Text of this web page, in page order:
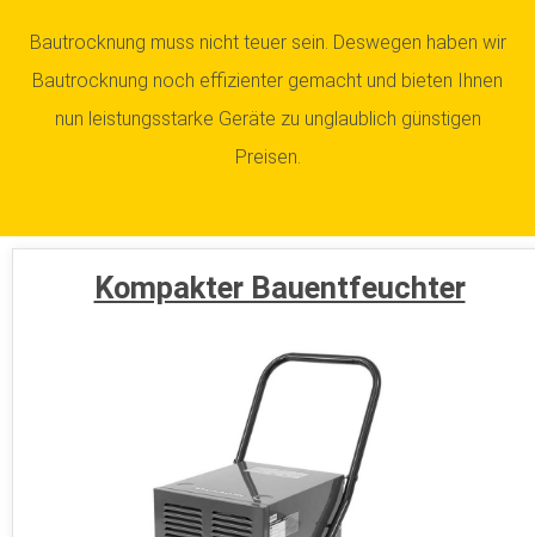
Bautrocknung muss nicht teuer sein. Deswegen haben wir
Bautrocknung noch effizienter gemacht und bieten Ihnen
nun leistungsstarke Geräte zu unglaublich günstigen
Preisen.
Kompakter Bauentfeuchter